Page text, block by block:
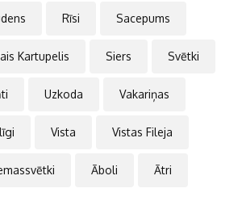
Rīsi Sacepums
Kartupelis Siers Svētki
Uzkoda Vakariņas
Vista Vistas Fileja
Āboli Ātri